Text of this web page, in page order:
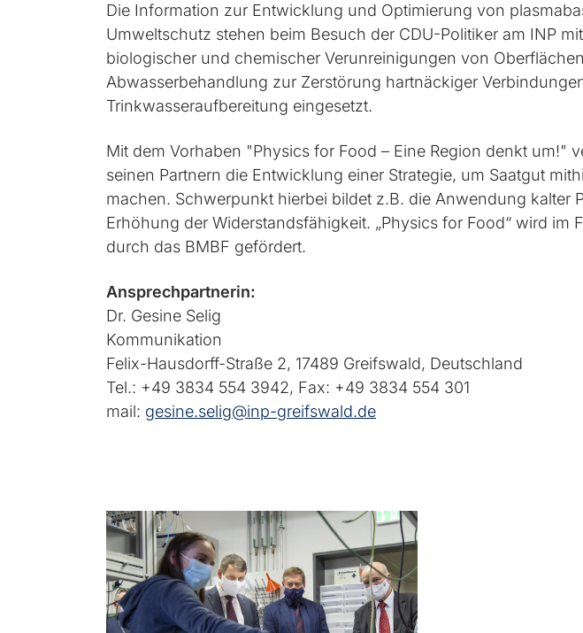
Die Information zur Entwicklung und Optimierung von
Umweltschutz stehen beim Besuch der CDU-Politiker am INP
biologischer und chemischer Verunreinigungen von
Abwasserbehandlung zur Zerstörung hartnäckiger
Trinkwasseraufbereitung eingesetzt.
Mit dem Vorhaben "Physics for Food – Eine Region denkt
seinen Partnern die Entwicklung einer Strategie, um Saatgut
machen. Schwerpunkt hierbei bildet z.B. die Anwendung
Erhöhung der Widerstandsfähigkeit. „Physics for Food“ wird im
durch das BMBF gefördert.
Ansprechpartnerin:
Dr. Gesine Selig
Kommunikation
Felix-Hausdorff-Straße 2, 17489 Greifswald, Deutschland
Tel.: +49 3834 554 3942, Fax: +49 3834 554 301
mail: gesine.selig@inp-greifswald.de